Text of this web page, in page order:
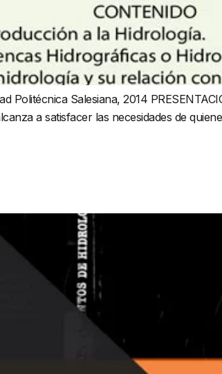
Politécnica Salesiana, 2014
a satisfacer las necesidades de